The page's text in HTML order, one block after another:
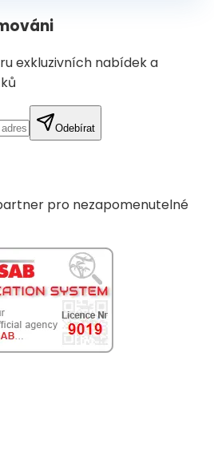
exkluzivních nabídek a
Odebírat
pro nezapomenutelné